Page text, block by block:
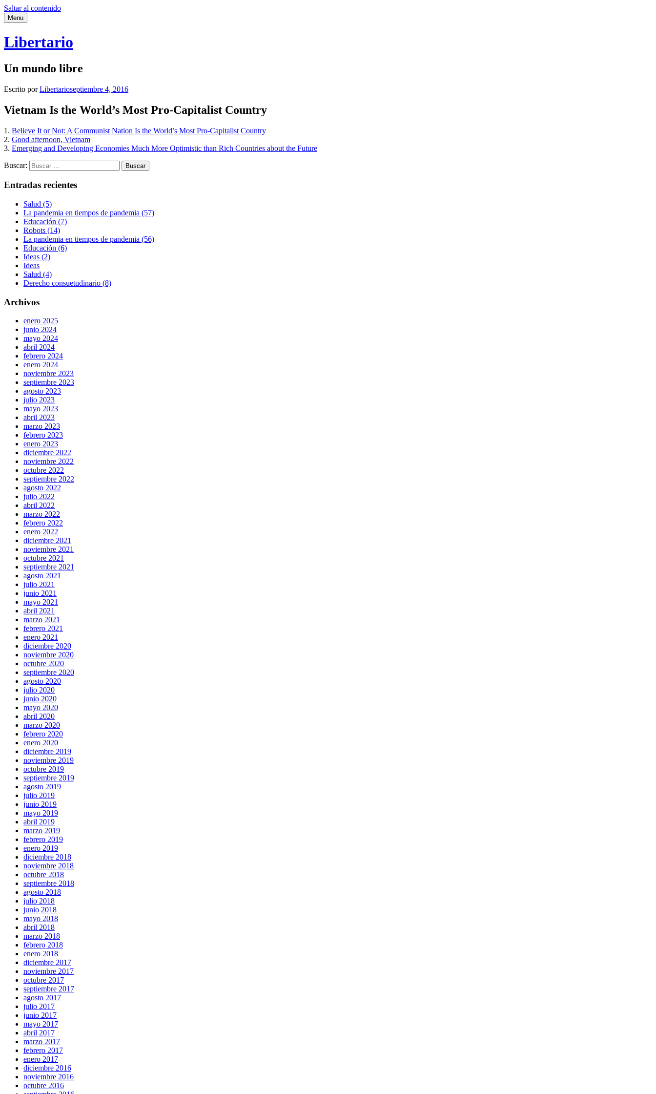
Saltar al contenido
Menu
Libertario
Un mundo libre
Escrito porLibertarioseptiembre 4, 2016
Vietnam Is the World’s Most Pro-Capitalist Country
1. Believe It or Not: A Communist Nation Is the World’s Most Pro-Capitalist Country
2. Good afternoon, Vietnam
3. Emerging and Developing Economies Much More Optimistic than Rich Countries about the Future
Buscar:
Entradas recientes
Salud (5)
La pandemia en tiempos de pandemia (57)
Educación (7)
Robots (14)
La pandemia en tiempos de pandemia (56)
Educación (6)
Ideas (2)
Ideas
Salud (4)
Derecho consuetudinario (8)
Archivos
enero 2025
junio 2024
mayo 2024
abril 2024
febrero 2024
enero 2024
noviembre 2023
septiembre 2023
agosto 2023
julio 2023
mayo 2023
abril 2023
marzo 2023
febrero 2023
enero 2023
diciembre 2022
noviembre 2022
octubre 2022
septiembre 2022
agosto 2022
julio 2022
abril 2022
marzo 2022
febrero 2022
enero 2022
diciembre 2021
noviembre 2021
octubre 2021
septiembre 2021
agosto 2021
julio 2021
junio 2021
mayo 2021
abril 2021
marzo 2021
febrero 2021
enero 2021
diciembre 2020
noviembre 2020
octubre 2020
septiembre 2020
agosto 2020
julio 2020
junio 2020
mayo 2020
abril 2020
marzo 2020
febrero 2020
enero 2020
diciembre 2019
noviembre 2019
octubre 2019
septiembre 2019
agosto 2019
julio 2019
junio 2019
mayo 2019
abril 2019
marzo 2019
febrero 2019
enero 2019
diciembre 2018
noviembre 2018
octubre 2018
septiembre 2018
agosto 2018
julio 2018
junio 2018
mayo 2018
abril 2018
marzo 2018
febrero 2018
enero 2018
diciembre 2017
noviembre 2017
octubre 2017
septiembre 2017
agosto 2017
julio 2017
junio 2017
mayo 2017
abril 2017
marzo 2017
febrero 2017
enero 2017
diciembre 2016
noviembre 2016
octubre 2016